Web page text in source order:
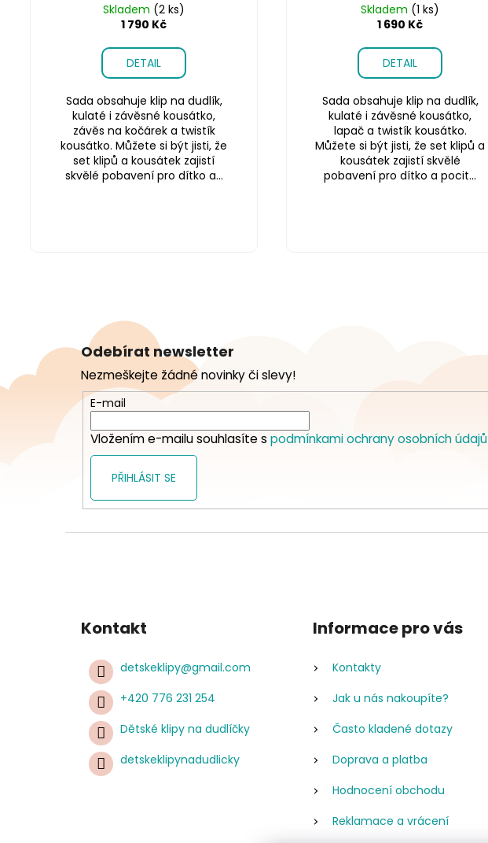
Skladem (2 ks)
1 790 Kč
DETAIL
Sada obsahuje klip na dudlík,
kulaté i závěsné kousátko,
závěs na kočárek a twistík
kousátko. Můžete si být jisti, že
set klipů a kousátek zajistí
skvělé pobavení pro dítko a...
Skladem (1 ks)
1 690 Kč
DETAIL
Sada obsahuje klip na dudlík,
kulaté i závěsné kousátko,
lapač a twistík kousátko.
Můžete si být jisti, že set klipů a
kousátek zajistí skvělé
pobavení pro dítko a pocit...
a
Odebírat newsletter
Nezmeškejte žádné novinky či slevy!
E-mail
Vložením e-mailu souhlasíte s podmínkami ochrany osobních údajů
PŘIHLÁSIT SE
Kontakt
detskeklipy@gmail.com
+420 776 231 254
Dětské klipy na dudlíčky
detskeklipynadudlicky
Informace pro vás
Kontakty
Jak u nás nakoupíte?
Často kladené dotazy
Doprava a platba
Hodnocení obchodu
Reklamace a vrácení